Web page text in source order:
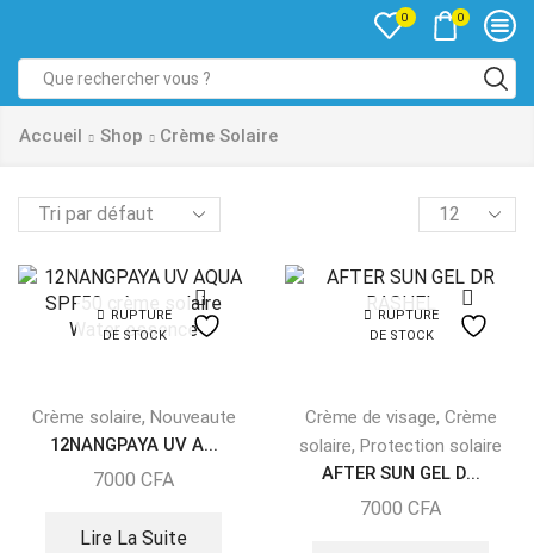
0 0
Accueil Shop Crème Solaire
RUPTURE
DE STOCK
Crème solaire, Nouveaute
12NANGPAYA UV A...
7000 CFA
Lire La Suite
RUPTURE
DE STOCK
Crème de visage, Crème
solaire, Protection solaire
AFTER SUN GEL D...
7000 CFA